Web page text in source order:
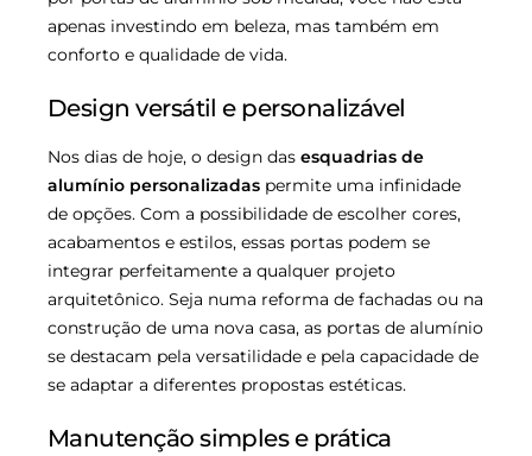
apenas investindo em beleza, mas também em
conforto e qualidade de vida.
Design versátil e personalizável
Nos dias de hoje, o design das esquadrias de
alumínio personalizadas permite uma infinidade
de opções. Com a possibilidade de escolher cores,
acabamentos e estilos, essas portas podem se
integrar perfeitamente a qualquer projeto
arquitetônico. Seja numa reforma de fachadas ou na
construção de uma nova casa, as portas de alumínio
se destacam pela versatilidade e pela capacidade de
se adaptar a diferentes propostas estéticas.
Manutenção simples e prática